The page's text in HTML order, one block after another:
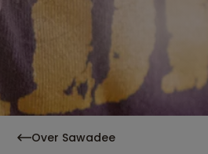
Over Sawadee